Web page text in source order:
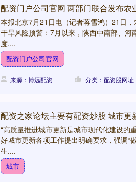
配资门户公司官网 两部门联合发布农
本报北京7月21日电（记者蒋雪鸿）21日
干旱风险预警：7月以来，陕西中南部、
度....
配资门户公司官网
来源：博远配资 分类：配资股网址
配资之家论坛主要有配资炒股 城市更
“高质量推进城市更新是城市现代化建设的
好城市更新各项工作提出明确要求，强调“
生....
城市